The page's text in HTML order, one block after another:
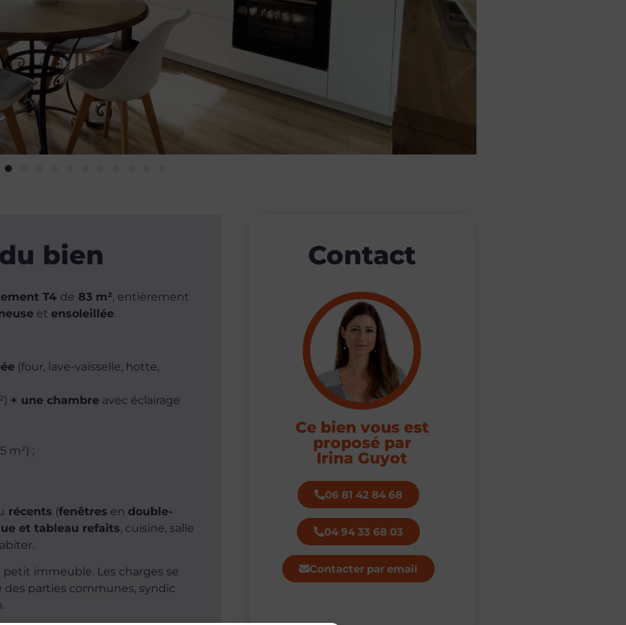
bien
T4 de 83 m², entièrement
et ensoleillée.
(four, lave-vaisselle, hotte,
+ une chambre avec éclairage
m²) ;
récents (fenêtres en double-
et tableau refaits, cuisine, salle
petit immeuble. Les charges se
des parties communes, syndic
Contact
Ce bien vous est
proposé par
Irina Guyot
06 81 42 84 68
04 94 33 68 03
Contacter par email